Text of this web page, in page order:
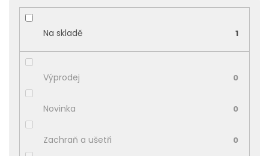
u
ů
Na skladě 1
Výprodej 0
Novinka 0
Zachraň a ušetři 0